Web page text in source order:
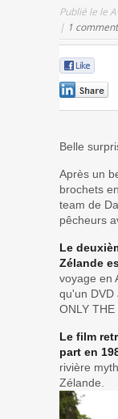
Publié le le
| 1
Belle
Après un
brochets
team de
pêcheurs
Le
Zélande
voyage en
qu'un DVD
ONLY THE
Le film
part en
rivière
Zélande.